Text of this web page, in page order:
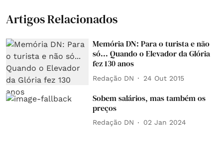
Artigos Relacionados
Memória DN: Para o turista e não
só... Quando o Elevador da Glória
fez 130 anos
Redação DN 24 Out 2015
Sobem salários, mas também os
preços
Redação DN 02 Jan 2024